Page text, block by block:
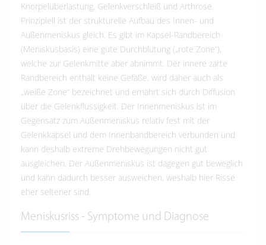
Knorpelüberlastung, Gelenkverschleiß und Arthrose.
Prinzipiell ist der strukturelle Aufbau des Innen- und
Außenmeniskus gleich. Es gibt im Kapsel-Randbereich
(Meniskusbasis) eine gute Durchblutung („rote Zone“),
welche zur Gelenkmitte aber abnimmt. Der innere zarte
Randbereich enthält keine Gefäße, wird daher auch als
„weiße Zone“ bezeichnet und ernährt sich durch Diffusion
über die Gelenkflüssigkeit. Der Innenmeniskus ist im
Gegensatz zum Außenmeniskus relativ fest mit der
Gelenkkapsel und dem Innenbandbereich verbunden und
kann deshalb extreme Drehbewegungen nicht gut
ausgleichen. Der Außenmeniskus ist dagegen gut beweglich
und kann dadurch besser ausweichen, weshalb hier Risse
eher seltener sind.
Meniskusriss - Symptome und Diagnose